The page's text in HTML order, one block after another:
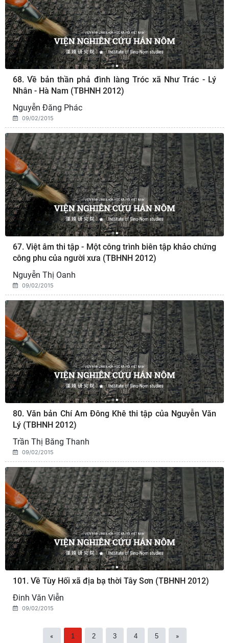
68. Về bản thần phả đình làng Tróc xã Như Trác - Lý
Nhân - Hà Nam (TBHNH 2012)
Nguyễn Đăng Phác
09/02/2015
67. Việt âm thi tập - Một công trình biên tập khảo chứng
công phu của người xưa (TBHNH 2012)
Nguyễn Thị Oanh
09/02/2015
80. Văn bản Chí Am Đông Khê thi tập của Nguyễn Văn
Lý (TBHNH 2012)
Trần Thị Băng Thanh
09/02/2015
101. Về Tùy Hối xã địa bạ thời Tây Sơn (TBHNH 2012)
Đinh Văn Viễn
09/02/2015
« 1 2 3 4 5 »